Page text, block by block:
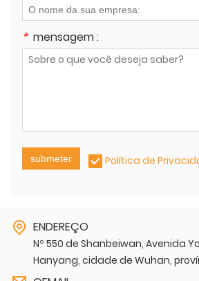
* mensagem :
submeter Política de
ENDEREÇO
Nº 550 de Shanbeiwan, Avenida
Hanyang, cidade de Wuhan,